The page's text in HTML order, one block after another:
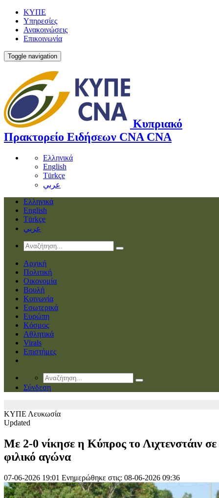
ΚΥΠΕ
Υπηρεσίες
Ανακοινώσεις
Επικοινωνία
Toggle navigation
Κυπριακό
Πρακτορείο Ειδήσεων CNA CNA
Ελληνικά
English
Türkçe
عربي
Ελληνικά
English
Türkçe
عربي
Αρχική
Πολιτική
Οικονομία
Βουλή
Κοινωνία
Εσωτερικά
Ευρώπη
Κόσμος
Αθλητικά
Virals
Επιστήμες
Σύνδεση
ΚΥΠΕ Λευκωσία
Updated
Με 2-0 νίκησε η Κύπρος το Λιχτενστάιν σε
φιλικό αγώνα
07-06-2026 19:01 Ενημερώθηκε στις: 08-06-2026 09:36